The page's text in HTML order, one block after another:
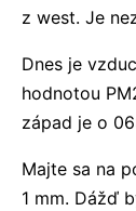
z west. Je
Dnes je
hodnotou
západ je o
Majte sa na
1 mm. Dážď